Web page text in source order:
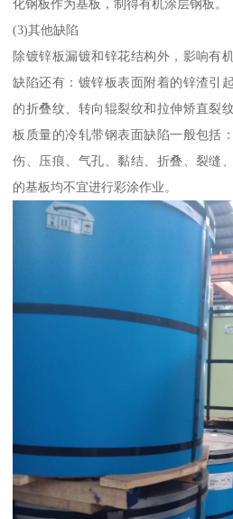
化钢板作为基板，制得有机涂层钢板。
(3)其他缺陷
除镀锌板漏镀和锌花结构外，影响有
缺陷还有：镀锌板表面附着的锌渣引
的折叠纹、转向辊裂纹和拉伸矫直裂
板质量的冷轧带钢表面缺陷一般包括
伤、压痕、气孔、黏结、折叠、裂缝
的基板均不宜进行彩涂作业。